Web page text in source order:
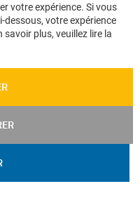
votre expérience. Si vous
votre expérience
plus, veuillez lire la